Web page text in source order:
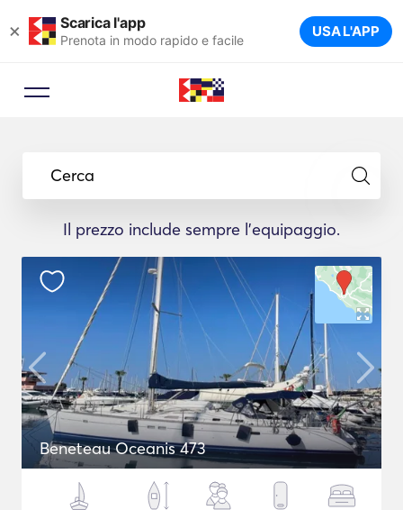
× Scarica l'app
Prenota in modo rapido e facile USA L'APP
Cerca
Il prezzo include sempre l'equipaggio.
Beneteau Oceanis 473